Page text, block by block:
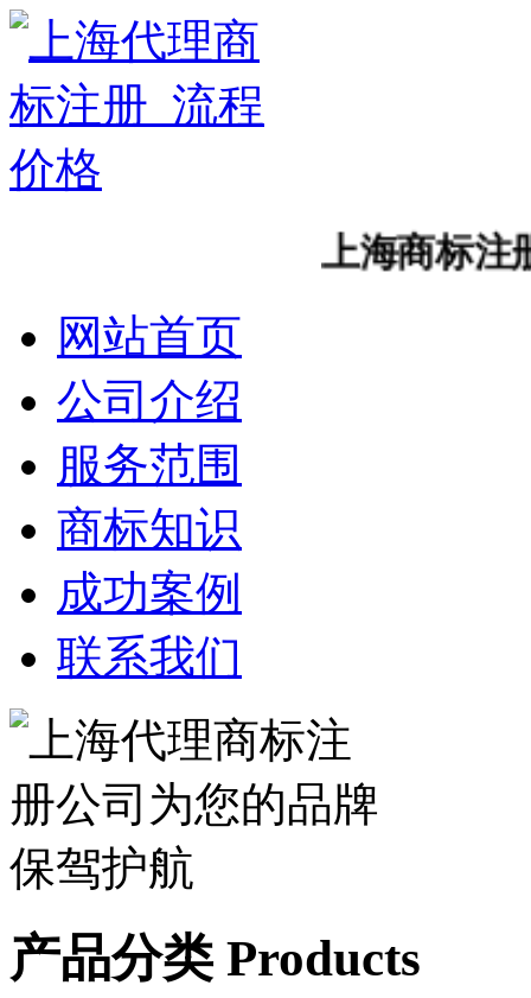
上海商标注册怎
网站首页
公司介绍
服务范围
商标知识
成功案例
联系我们
产品分类 Products